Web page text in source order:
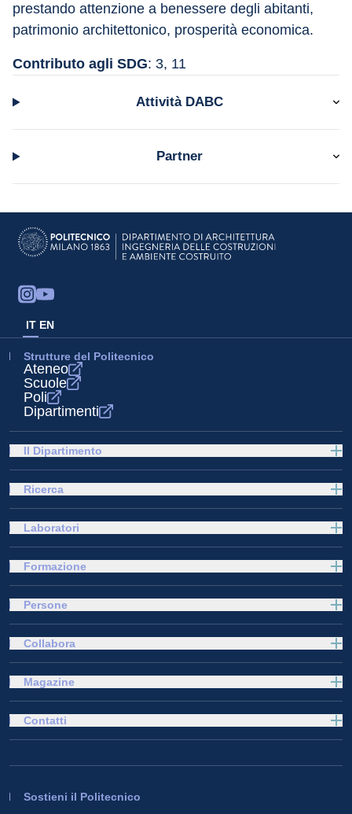
prestando attenzione a benessere degli abitanti,
patrimonio architettonico, prosperità economica.
Contributo agli SDG: 3, 11
Attività DABC
Partner
IT EN
Strutture del Politecnico
Ateneo
Scuole
Poli
Dipartimenti
Il Dipartimento
Ricerca
Laboratori
Formazione
Persone
Collabora
Magazine
Sostieni il Politecnico
Contatti